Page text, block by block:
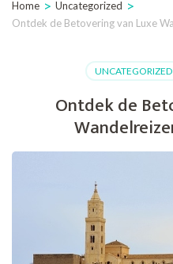
Home > Uncategorized >
Ontdek de Betovering van Luxe
UNCATEGORIZED
Ontdek de